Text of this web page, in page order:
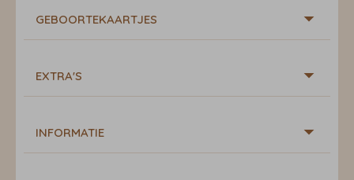
GEBOORTEKAARTJES
EXTRA'S
INFORMATIE